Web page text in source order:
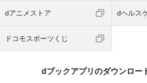
dアニメストア dヘルス
ドコモスポーツくじ
dブックアプリのダウンロー